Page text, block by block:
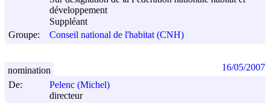
développement
Suppléant
Groupe:
Conseil national de l'habitat (CNH)
De:
Pelenc (Michel)
directeur
nomination 16/05/2007